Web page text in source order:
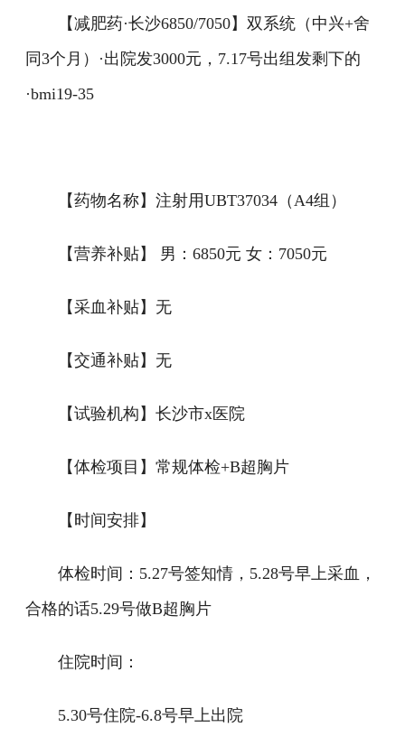
【减肥药·长沙6850/7050】双系统（中兴+舍
同3个月）·出院发3000元，7.17号出组发剩下的
·bmi19-35
【药物名称】注射用UBT37034（A4组）
【营养补贴】 男：6850元 女：7050元
【采血补贴】无
【交通补贴】无
【试验机构】长沙市x医院
【体检项目】常规体检+B超胸片
【时间安排】
体检时间：5.27号签知情，5.28号早上采血，
合格的话5.29号做B超胸片
住院时间：
5.30号住院-6.8号早上出院